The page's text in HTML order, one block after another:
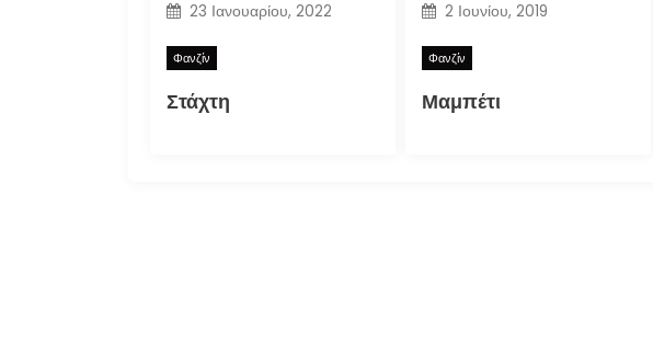
23 Ιανουαρίου, 2022
Φανζίν
Στάχτη
2 Ιουνίου, 2019
Φανζίν
Μαμπέτι